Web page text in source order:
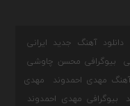
دانلود آهنگ جدید ایرانی
بیوگرافی محسن چاوشی
آهنگ مهدی احمدوند
مهدی
بیوگرافی مهدی احمدوند